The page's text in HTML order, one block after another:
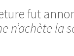
fut
n’achète la